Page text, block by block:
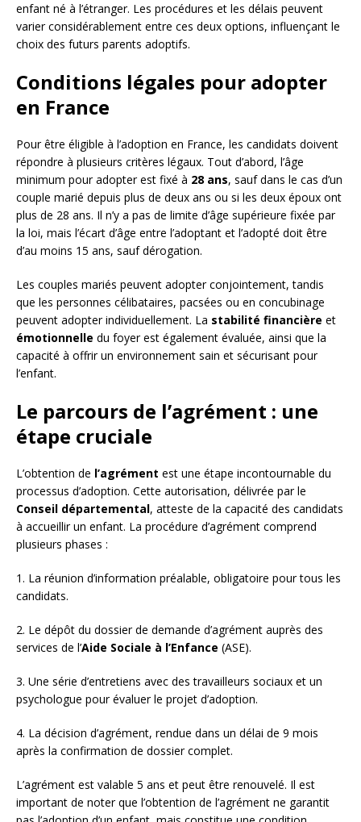
enfant né à l’étranger. Les procédures et les délais peuvent
varier considérablement entre ces deux options, influençant le
choix des futurs parents adoptifs.
Conditions légales pour adopter
en France
Pour être éligible à l’adoption en France, les candidats doivent
répondre à plusieurs critères légaux. Tout d’abord, l’âge
minimum pour adopter est fixé à 28 ans, sauf dans le cas d’un
couple marié depuis plus de deux ans ou si les deux époux ont
plus de 28 ans. Il n’y a pas de limite d’âge supérieure fixée par
la loi, mais l’écart d’âge entre l’adoptant et l’adopté doit être
d’au moins 15 ans, sauf dérogation.
Les couples mariés peuvent adopter conjointement, tandis
que les personnes célibataires, pacsées ou en concubinage
peuvent adopter individuellement. La stabilité financière et
émotionnelle du foyer est également évaluée, ainsi que la
capacité à offrir un environnement sain et sécurisant pour
l’enfant.
Le parcours de l’agrément : une
étape cruciale
L’obtention de l’agrément est une étape incontournable du
processus d’adoption. Cette autorisation, délivrée par le
Conseil départemental, atteste de la capacité des candidats
à accueillir un enfant. La procédure d’agrément comprend
plusieurs phases :
1. La réunion d’information préalable, obligatoire pour tous les
candidats.
2. Le dépôt du dossier de demande d’agrément auprès des
services de l’Aide Sociale à l’Enfance (ASE).
3. Une série d’entretiens avec des travailleurs sociaux et un
psychologue pour évaluer le projet d’adoption.
4. La décision d’agrément, rendue dans un délai de 9 mois
après la confirmation de dossier complet.
L’agrément est valable 5 ans et peut être renouvelé. Il est
important de noter que l’obtention de l’agrément ne garantit